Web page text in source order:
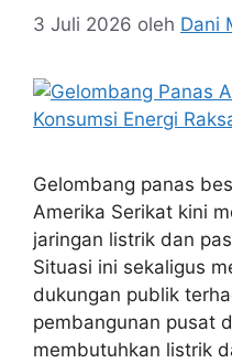
3 Juli 2026 oleh Dani
Gelombang panas
Amerika Serikat kini
jaringan listrik dan
Situasi ini sekaligus
dukungan publik
pembangunan pusat
membutuhkan listrik